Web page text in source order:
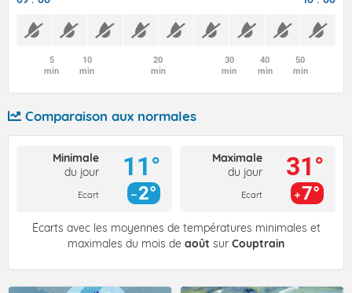
5
min
10
min
20
min
30
min
40
min
50
min
Comparaison aux normales
Minimale
du jour
Ecart
11°
2°
Maximale
du jour
Ecart
31°
7°
Écarts avec les moyennes de températures minimales et
maximales du mois de août sur Couptrain